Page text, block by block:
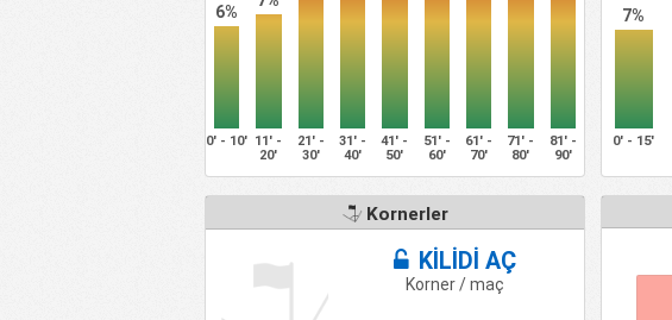
6%
0' - 10' 11' -
20'
21' -
30'
31' -
40'
41' -
50'
51' -
60'
61' -
70'
71' -
80'
81' -
90'
7%
0' - 15'
Kornerler
KİLİDİ AÇ
Korner / maç